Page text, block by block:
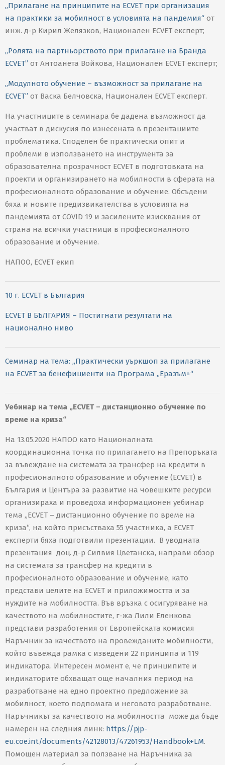
„Прилагане на принципите на ECVET при организация
на практики за мобилност в условията на пандемия“ от
инж. д-р Кирил Желязков, Национален ECVET експерт;
„Ролята на партньорството при прилагане на Бранда
ECVET” от Антоанета Войкова, Национален ECVET експерт;
„Модулното обучение – възможност за прилагане на
ECVET” от Васка Белчовска, Национален ECVET експерт.
На участниците в семинара бе дадена възможност да
участват в дискусия по изнесената в презентациите
проблематика. Споделен бе практически опит и
проблеми в използването на инструмента за
образователна прозрачност ECVET в подготовката на
проекти и организирането на мобилности в сферата на
професионалното образование и обучение. Обсъдени
бяха и новите предизвикателства в условията на
пандемията от COVID 19 и засилените изисквания от
страна на всички участници в професионалното
образование и обучение.
НАПОО, ЕCVET eкип
10 г. ECVET в България
ECVET В БЪЛГАРИЯ – Постигнати резултати на
национално ниво
Семинар на тема: „Практически уъркшоп за прилагане
на ECVET за бенефициенти на Програма „Еразъм+“
Уебинар на тема „ECVET – дистанционно обучение по
време на криза“
На 13.05.2020 НАПОО като Националната
координационна точка по прилагането на Препоръката
за въвеждане на системата за трансфер на кредити в
професионалното образование и обучение (ECVET) в
България и Центъра за развитие на човешките ресурси
организираха и проведоха информационен уебинар
тема „ECVET – дистанционно обучение по време на
криза“, на който присъстваха 55 участника, а ECVET
експерти бяха подготвили презентации. В уводната
презентация доц. д-р Силвия Цветанска, направи обзор
на системата за трансфер на кредити в
професионалното образование и обучение, като
представи целите на ECVET и приложимостта и за
нуждите на мобилността. Във връзка с осигуряване на
качеството на мобилностите, г-жа Лили Еленкова
представи разработения от Европейската комисия
Наръчник за качеството на провежданите мобилности,
който въвежда рамка с изведени 22 принципа и 119
индикатора. Интересен момент е, че принципите и
индикаторите обхващат още началния период на
разработване на едно проектно предложение за
мобилност, което подпомага и неговото разработване.
Наръчникът за качеството на мобилността може да бъде
намерен на следния линк: https://pjp-
eu.coe.int/documents/42128013/47261953/Handbook+LM.
Помощен материал за ползване на Наръчника за